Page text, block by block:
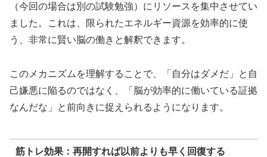
（今回の場合は別の試験勉強）にリソースを集中させてい
ました。これは、限られたエネルギー資源を効率的に使
う、非常に賢い脳の働きと解釈できます。
このメカニズムを理解することで、「自分はダメだ」と自
己嫌悪に陥るのではなく、「脳が効率的に働いている証拠
なんだな」と前向きに捉えられるようになります。
筋トレ効果：再開すれば以前よりも早く回復する